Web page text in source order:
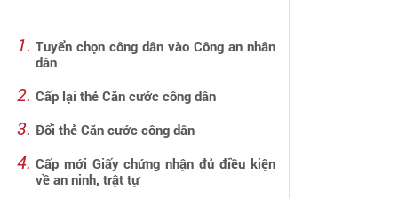
Tuyển chọn công dân vào Công an nhân
dân
Cấp lại thẻ Căn cước công dân
Đổi thẻ Căn cước công dân
Cấp mới Giấy chứng nhận đủ điều kiện
về an ninh, trật tự